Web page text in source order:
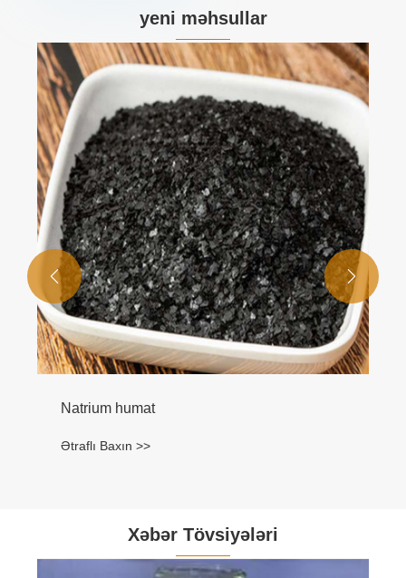
yeni məhsullar
Natrium humat
Ətraflı Baxın >>
 
Xəbər Tövsiyələri